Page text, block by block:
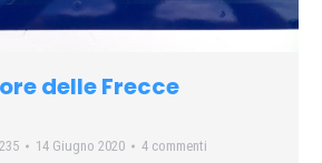
delle Frecce
14 Giugno 2020 4 commenti